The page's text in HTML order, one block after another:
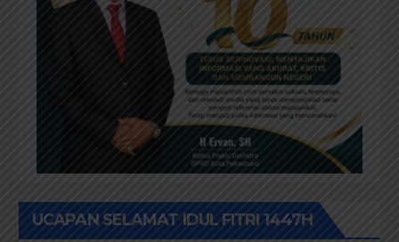
UCAPAN SELAMAT IDUL FITRI 1447H